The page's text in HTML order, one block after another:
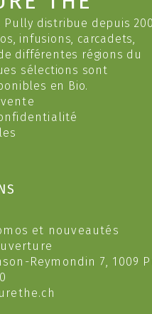
Pully distribue depuis
infusions, carcadets,
différentes régions du
sélections sont
en Bio.
et nouveautés
Reymondin 7, 1009